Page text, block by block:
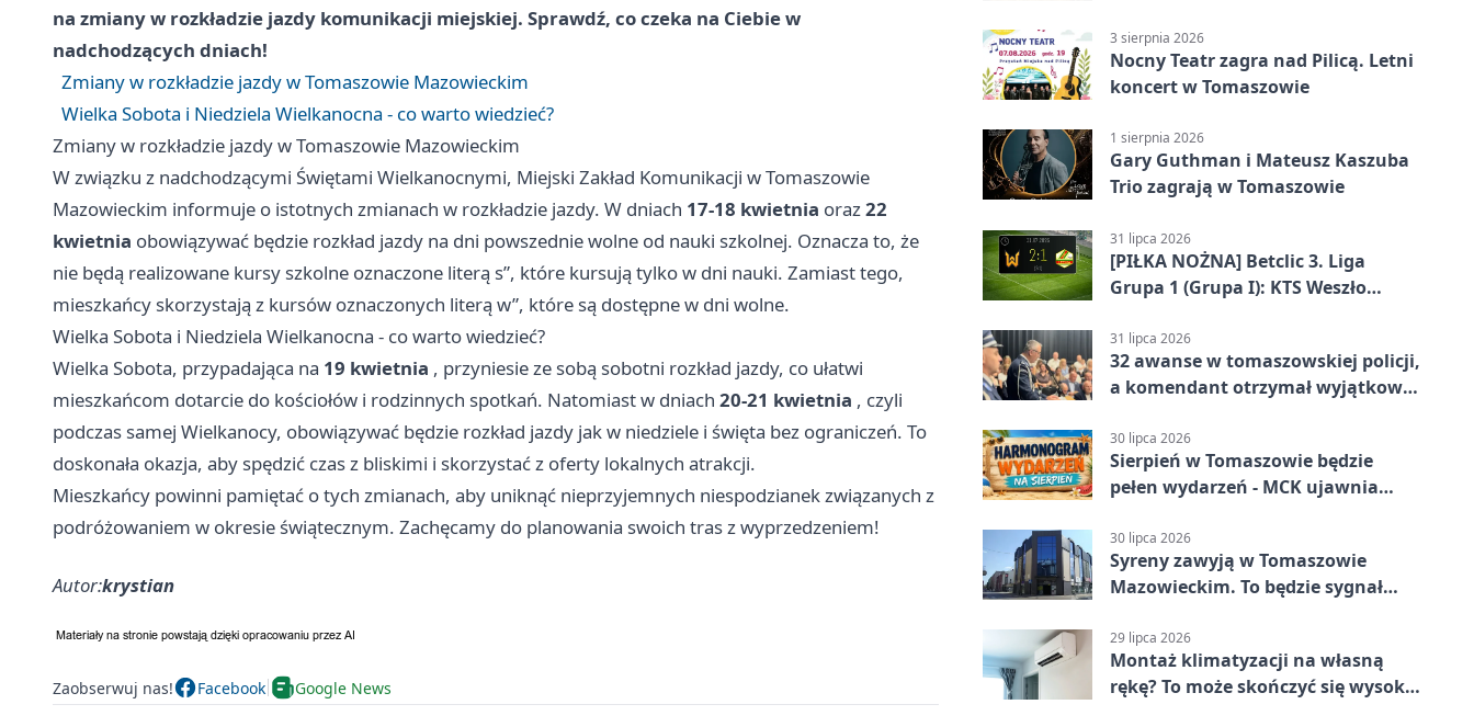
na zmiany w rozkładzie jazdy komunikacji miejskiej. Sprawdź, co czeka na Ciebie w
nadchodzących dniach!
Zmiany w rozkładzie jazdy w Tomaszowie Mazowieckim
Wielka Sobota i Niedziela Wielkanocna - co warto wiedzieć?
Zmiany w rozkładzie jazdy w Tomaszowie Mazowieckim
W związku z nadchodzącymi Świętami Wielkanocnymi, Miejski Zakład Komunikacji w Tomaszowie
Mazowieckim informuje o istotnych zmianach w rozkładzie jazdy. W dniach 17-18 kwietnia oraz22
kwietnia obowiązywać będzie rozkład jazdy na dni powszednie wolne od nauki szkolnej. Oznacza to, że
nie będą realizowane kursy szkolne oznaczone literą s”, które kursują tylko w dni nauki. Zamiast tego,
mieszkańcy skorzystają z kursów oznaczonych literą w”, które są dostępne w dni wolne.
Wielka Sobota i Niedziela Wielkanocna - co warto wiedzieć?
Wielka Sobota, przypadająca na 19 kwietnia , przyniesie ze sobą sobotni rozkład jazdy, co ułatwi
mieszkańcom dotarcie do kościołów i rodzinnych spotkań. Natomiast w dniach 20-21 kwietnia , czyli
podczas samej Wielkanocy, obowiązywać będzie rozkład jazdy jak w niedziele i święta bez ograniczeń. To
doskonała okazja, aby spędzić czas z bliskimi i skorzystać z oferty lokalnych atrakcji.
Mieszkańcy powinni pamiętać o tych zmianach, aby uniknąć nieprzyjemnych niespodzianek związanych z
podróżowaniem w okresie świątecznym. Zachęcamy do planowania swoich tras z wyprzedzeniem!
Autor:krystian
Zaobserwuj nas! Facebook Google News
3 sierpnia 2026
Nocny Teatr zagra nad Pilicą. Letni
koncert w Tomaszowie
1 sierpnia 2026
Gary Guthman i Mateusz Kaszuba
Trio zagrają w Tomaszowie
31 lipca 2026
[PIŁKA NOŻNA] Betclic 3. Liga
Grupa 1 (Grupa I): KTS Weszło
Mazowiecki 2:1
31 lipca 2026
32 awanse w tomaszowskiej policji,
a komendant otrzymał wyjątkowy
30 lipca 2026
Sierpień w Tomaszowie będzie
pełen wydarzeń - MCK ujawnia
30 lipca 2026
Syreny zawyją w Tomaszowie
Mazowieckim. To będzie sygnał
29 lipca 2026
Montaż klimatyzacji na własną
rękę? To może skończyć się wysoką